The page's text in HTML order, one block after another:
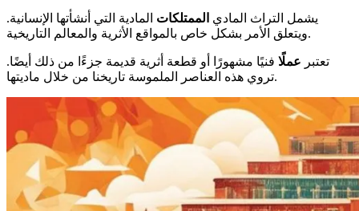
يشمل التراث المادي الممتلكات المادية التي أنشأتها الإنسانية.
ويتعلق الأمر بشكل خاص بالمواقع الأثرية والمعالم التاريخية.
تعتبر عملًا فنيًا مشهورًا أو قطعة أثرية قديمة جزءًا من ذلك أيضًا.
تروي هذه العناصر الملموسة تاريخنا من خلال ماديتها.